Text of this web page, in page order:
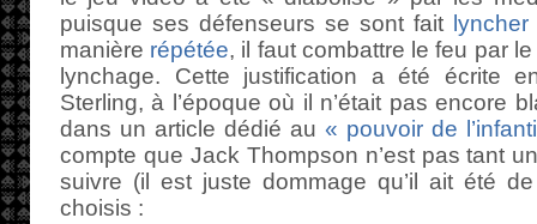
puisque ses défenseurs se sont fait lyncher
manière répétée, il faut combattre le feu par
lynchage. Cette justification a été écrite
Sterling, à l’époque où il n’était pas encore
dans un article dédié au « pouvoir de
compte que Jack Thompson n’est pas tant
suivre (il est juste dommage qu’il ait été
choisis :